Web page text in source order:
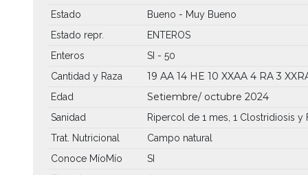
Estado
Bueno - Muy Bueno
Estado repr.
ENTEROS
Enteros
SI - 50
Cantidad y Raza
19 AA 14 HE 10 XXAA 4 RA 3
Edad Setiembre/ octubre 2024
Sanidad
Ripercol de 1 mes, 1 Clostridiosis y
Trat. Nutricional
Campo natural
Conoce MíoMío
SI